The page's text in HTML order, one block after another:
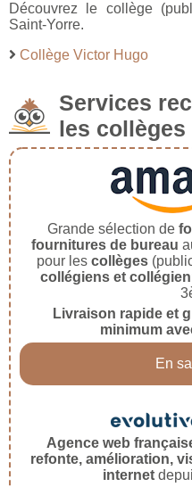
Découvrez le collège
Saint-Yorre.
Collège Victor Hugo
Services
les collèges
Grande sélection de
fournitures de bureau
pour les collèges
collégiens et
Livraison rapide et
minimum
En
Agence web
refonte, amélioration,
internet